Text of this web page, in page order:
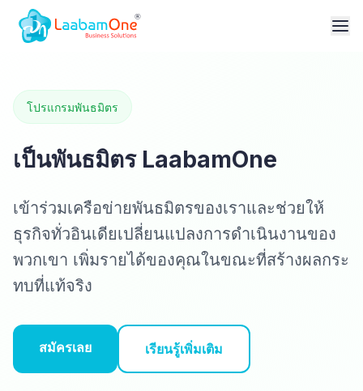
โปรแกรมพันธมิตร
เป็นพันธมิตร LaabamOne
เข้าร่วมเครือข่ายพันธมิตรของเราและช่วยให้
ธุรกิจทั่วอินเดียเปลี่ยนแปลงการดำเนินงานของ
พวกเขา เพิ่มรายได้ของคุณในขณะที่สร้างผลกระ
ทบที่แท้จริง
สมัครเลย เรียนรู้เพิ่มเติม